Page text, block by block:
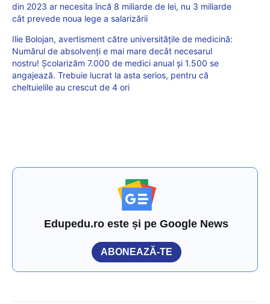
din 2023 ar necesita încă 8 miliarde de lei, nu 3 miliarde
cât prevede noua lege a salarizării
Ilie Bolojan, avertisment către universitățile de medicină:
Numărul de absolvenți e mai mare decât necesarul
nostru! Școlarizăm 7.000 de medici anual și 1.500 se
angajează. Trebuie lucrat la asta serios, pentru că
cheltuielile au crescut de 4 ori
Edupedu.ro este și pe Google News
ABONEAZĂ-TE